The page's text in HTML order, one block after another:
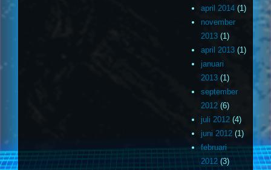
april 2014(1)
november
2013(1)
april 2013(1)
januari
2013(1)
september
2012(6)
juli 2012(4)
juni 2012(1)
februari
2012(3)